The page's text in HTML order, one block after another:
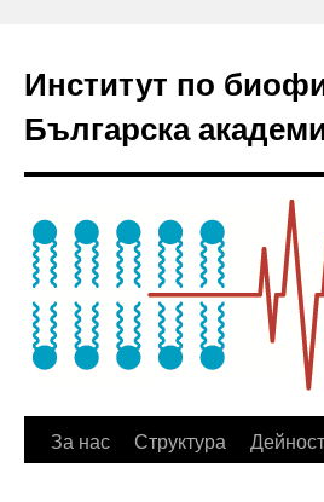
Институт по
Българска
За нас Структура